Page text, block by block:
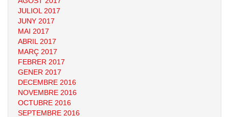
JULIOL 2017
JUNY 2017
MAI 2017
ABRIL 2017
MARÇ 2017
FEBRER 2017
GENER 2017
DECEMBRE 2016
NOVEMBRE 2016
OCTUBRE 2016
SEPTEMBRE 2016